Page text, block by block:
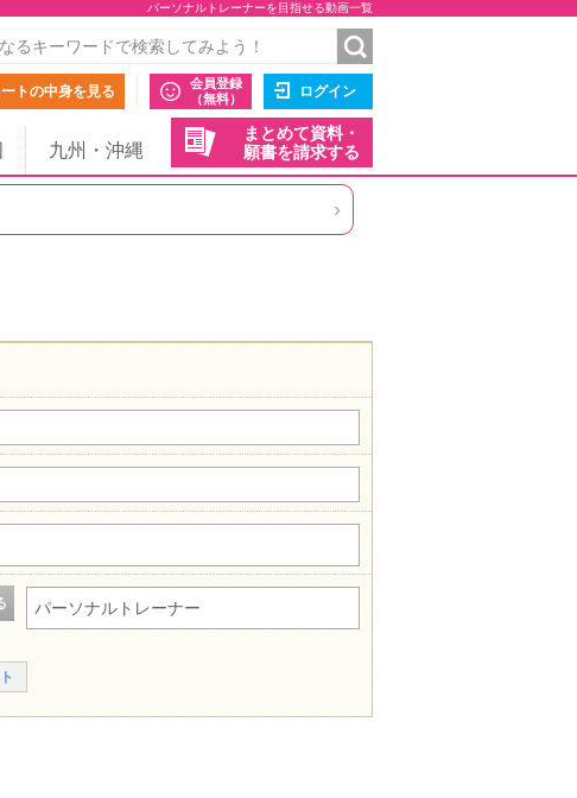
パーソナルトレーナーを目指せる動画一覧
トの中身を見る
会員登録
（無料）
ログイン
まとめて資料・
願書を請求する
九州・沖縄
›
パーソナルトレーナー